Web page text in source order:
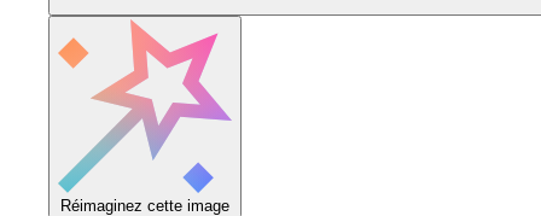
Réimaginez cette image